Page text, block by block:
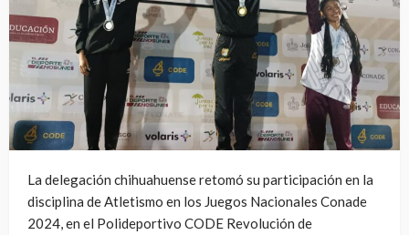
La delegación chihuahuense retomó su participación en la
disciplina de Atletismo en los Juegos Nacionales Conade
2024, en el Polideportivo CODE Revolución de